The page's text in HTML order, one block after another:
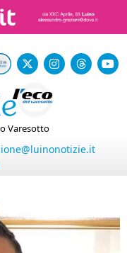
Varesotto